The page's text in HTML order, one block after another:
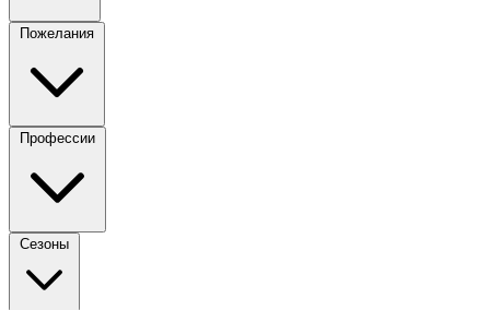
Пожелания
Профессии
Сезоны